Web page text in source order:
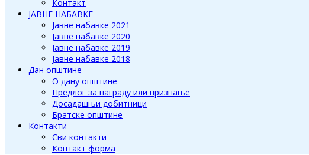
Контакт
ЈАВНЕ НАБАВКЕ
Јавне набавке 2021
Јавне набавке 2020
Јавне набавке 2019
Јавне набавке 2018
Дан општине
О дану општине
Предлог за награду или признање
Досадашњи добитници
Братске општине
Контакти
Сви контакти
Контакт форма